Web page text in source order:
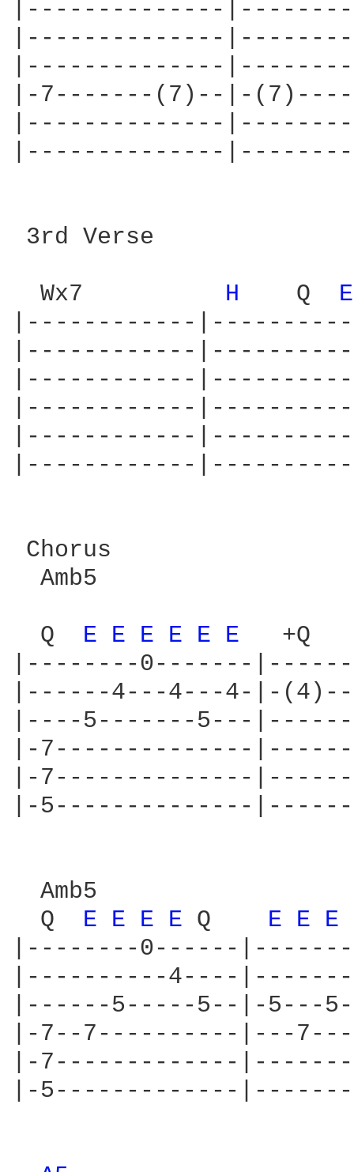
|--------------
|--------------
|--------------
|-7-------(7)--|-
|--------------
|--------------
3rd Verse
  Wx7
H
   Q
|------------
|------------
|------------
|------------
|------------
|------------
Chorus
  Q
E E E E E E
  +Q
|--------0-------
|------4---4---4-|-
|----5-------5---
|-7--------------|------
|-7--------------
|-5--------------
  Q
E E E E Q E E E
|--------0------
|----------4----
|------5-----5--|-5---
|-7--7----------|---
|-7-------------
|-5-------------